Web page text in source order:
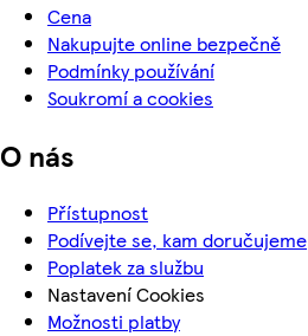
Cena
Nakupujte online bezpečně
Podmínky používání
Soukromí a cookies
O nás
Přístupnost
Podívejte se, kam doručujeme
Poplatek za službu
Nastavení Cookies
Možnosti platby